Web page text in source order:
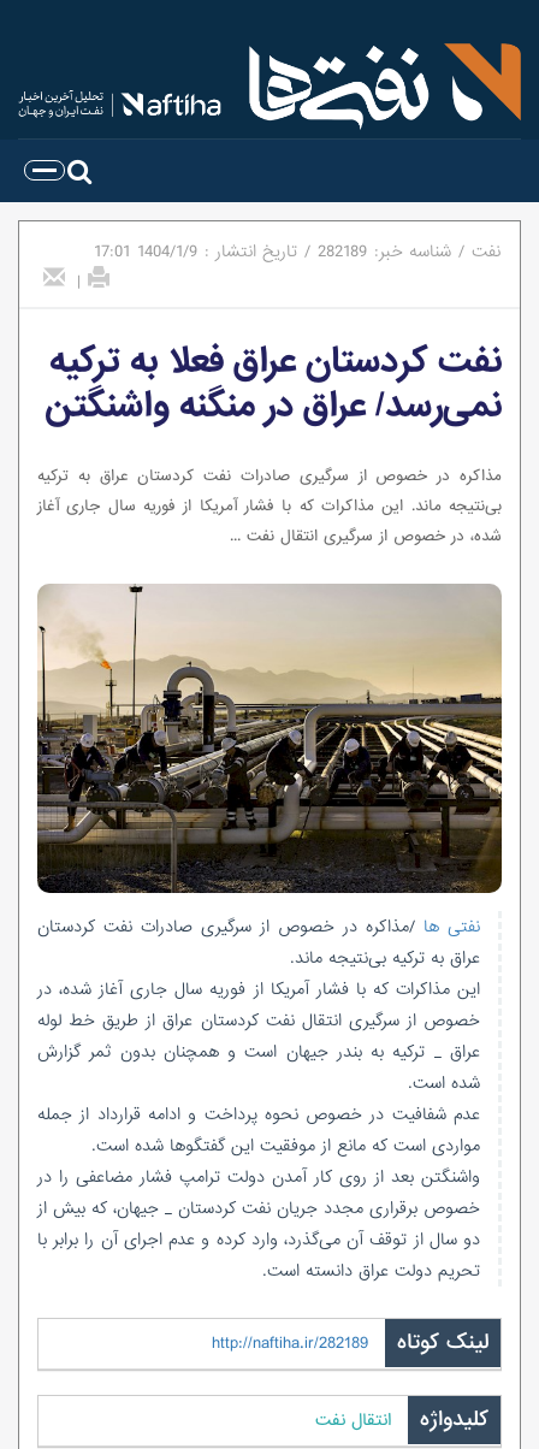
نفت / شناسه خبر: 282189
/ تاریخ انتشار : 1404/1/9
17:01
|
نفت کردستان عراق فعلا به ترکیه
نمی‌رسد/ عراق در منگنه واشنگتن
مذاکره در خصوص از سرگیری صادرات نفت کردستان عراق به ترکیه
بی‌نتیجه ماند. این مذاکرات که با فشار آمریکا از فوریه سال جاری آغاز
شده، در خصوص از سرگیری انتقال نفت ...
نفتی ها /مذاکره در خصوص از سرگیری صادرات نفت کردستان
عراق به ترکیه بی‌نتیجه ماند.
این مذاکرات که با فشار آمریکا از فوریه سال جاری آغاز شده، در
خصوص از سرگیری انتقال نفت کردستان عراق از طریق خط لوله
عراق _ ترکیه به بندر جیهان است و همچنان بدون ثمر گزارش
شده است.
عدم شفافیت در خصوص نحوه پرداخت و ادامه قرارداد از جمله
مواردی است که مانع از موفقیت این گفتگوها شده است.
واشنگتن بعد از روی کار آمدن دولت ترامپ فشار مضاعفی را در
خصوص برقراری مجدد جریان نفت کردستان _ جیهان، که بیش از
دو سال از توقف آن می‌گذرد، وارد کرده و عدم اجرای آن را برابر با
تحریم دولت عراق دانسته است.
لینک کوتاه http://naftiha.ir/282189
کلیدواژه انتقال نفت